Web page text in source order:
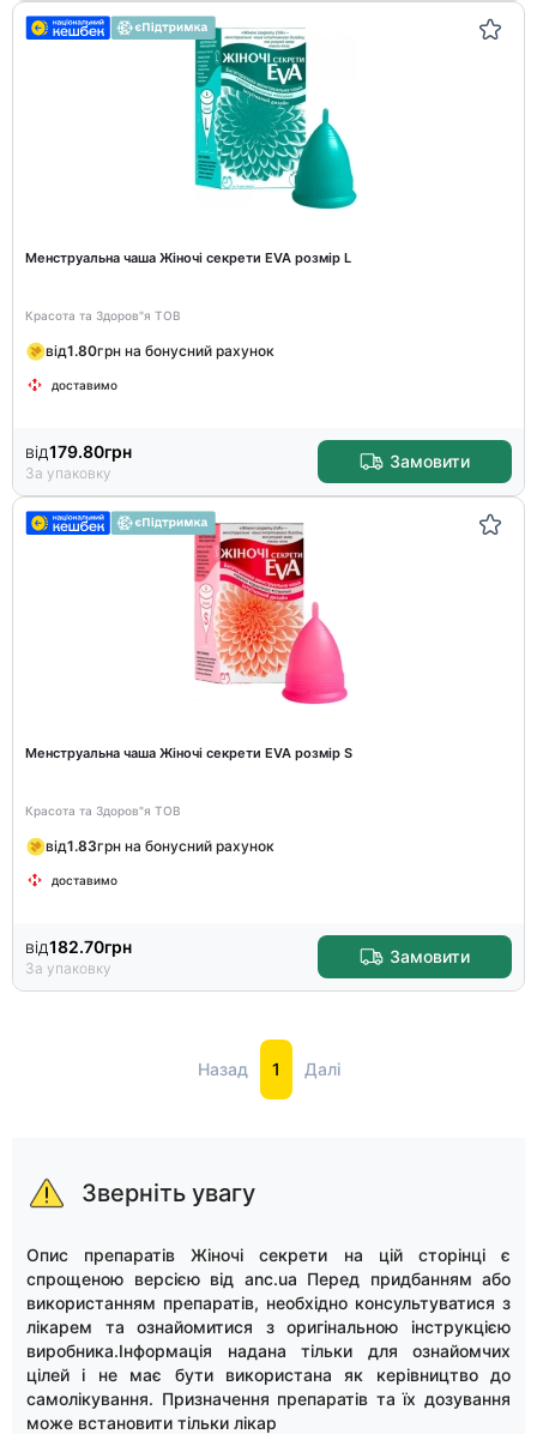
Менструальна чаша Жіночі секрети EVA розмір L
Красота та Здоров"я ТОВ
від1.80грн на бонусний рахунок
доставимо
від179.80грн
За упаковку
Замовити
Менструальна чаша Жіночі секрети EVA розмір S
Красота та Здоров"я ТОВ
від1.83грн на бонусний рахунок
доставимо
від182.70грн
За упаковку
Замовити
Назад 1 Далі
Зверніть увагу
Опис препаратів Жіночі секрети на цій сторінці є
спрощеною версією від anc.ua Перед придбанням або
використанням препаратів, необхідно консультуватися з
лікарем та ознайомитися з оригінальною інструкцією
виробника.Інформація надана тільки для ознайомчих
цілей і не має бути використана як керівництво до
самолікування. Призначення препаратів та їх дозування
може встановити тільки лікар